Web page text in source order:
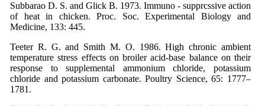
Subbarao D. S. and Glick B. 1973. Immuno - supprcssive action
of heat in chicken. Proc. Soc. Experimental Biology and
Medicine, 133: 445.
Teeter R. G. and Smith M. O. 1986. High chronic ambient
temperature stress effects on broiler acid-base balance on their
response to supplemental ammonium chloride, potassium
chloride and potassium carbonate. Poultry Science, 65: 1777–
1781.